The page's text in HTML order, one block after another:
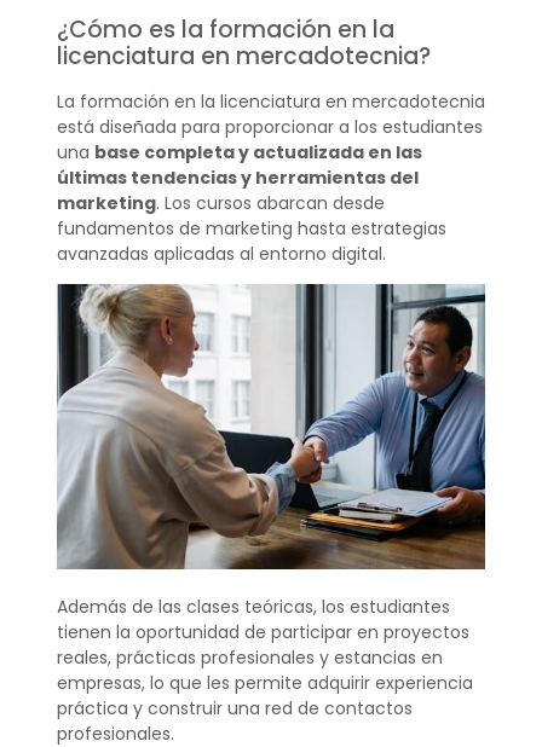
¿Cómo es la formación en la
licenciatura en mercadotecnia?
La formación en la licenciatura en mercadotecnia
está diseñada para proporcionar a los estudiantes
una base completa y actualizada en las
últimas tendencias y herramientas del
marketing. Los cursos abarcan desde
fundamentos de marketing hasta estrategias
avanzadas aplicadas al entorno digital.
Además de las clases teóricas, los estudiantes
tienen la oportunidad de participar en proyectos
reales, prácticas profesionales y estancias en
empresas, lo que les permite adquirir experiencia
práctica y construir una red de contactos
profesionales.